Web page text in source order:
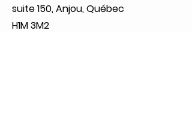
suite 150, Anjou, Québec
H1M 3M2